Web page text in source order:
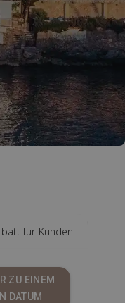
für Kunden
ZU EINEM
DATUM